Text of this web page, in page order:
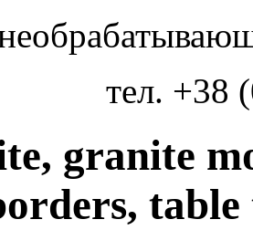
тел. +38
granite
table